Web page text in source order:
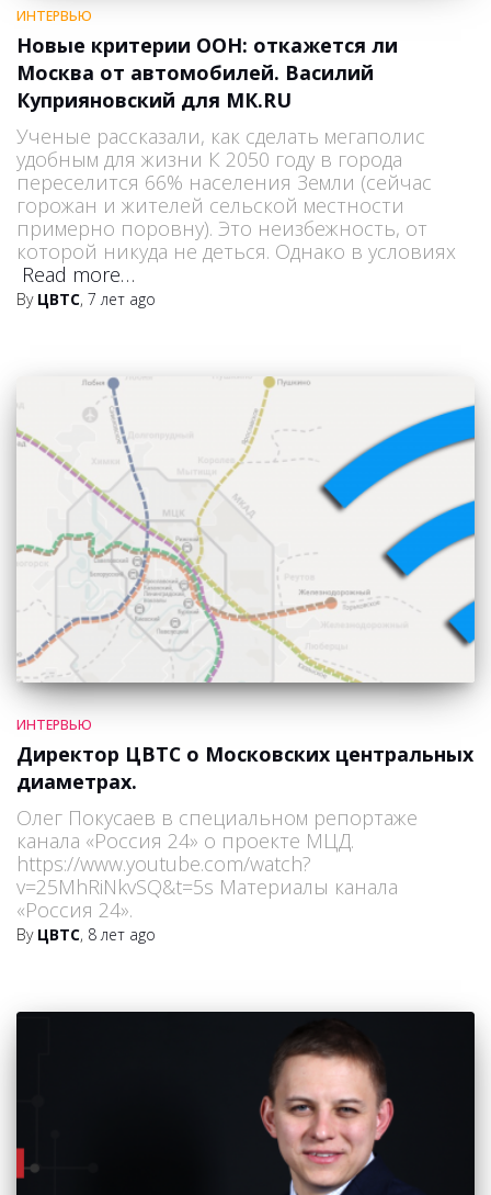
ИНТЕРВЬЮ
Новые критерии ООН: откажется ли
Москва от автомобилей. Василий
Куприяновский для МК.RU
Ученые рассказали, как сделать мегаполис
удобным для жизни К 2050 году в города
переселится 66% населения Земли (сейчас
горожан и жителей сельской местности
примерно поровну). Это неизбежность, от
которой никуда не деться. Однако в условиях
Read more…
By ЦВТС, 7 лет ago
ИНТЕРВЬЮ
Директор ЦВТС о Московских центральных
диаметрах.
Олег Покусаев в специальном репортаже
канала «Россия 24» о проекте МЦД.
https://www.youtube.com/watch?
v=25MhRiNkvSQ&t=5s Материалы канала
«Россия 24».
By ЦВТС, 8 лет ago